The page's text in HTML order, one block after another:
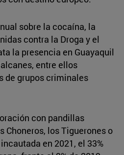
sobre la cocaína, la
contra la Droga y el
la presencia en Guayaquil
entre ellos
de grupos criminales
con pandillas
Choneros, los Tiguerones o
en 2021, el 33%